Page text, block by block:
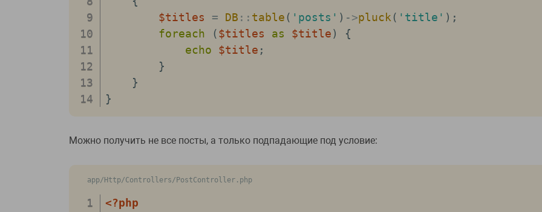
$titles
= DB :: table( 'posts' ) ->pluck( 'title' ) ;
foreach
($titles as $title)
{
echo
$title ;
}
}
}
Можно получить не все посты, а только подпадающие под условие:
app/Http/Controllers/PostController.php
<?php